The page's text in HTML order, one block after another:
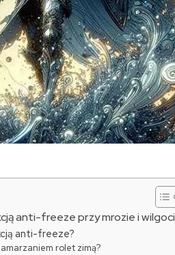
anti-freeze przy mrozie i wilgoci
anti-freeze?
rolet zimą?